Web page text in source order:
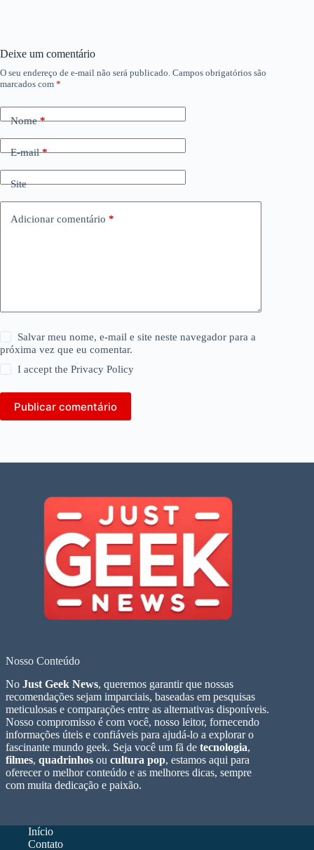
Deixe um comentário
O seu endereço de e-mail não será publicado. Campos obrigatórios são
marcados com *
Nome*
E-mail*
Site
Adicionar comentário *
Salvar meu nome, e-mail e site neste navegador para a
próxima vez que eu comentar.
I accept thePrivacy Policy
Publicar comentário
Nosso Conteúdo
No Just Geek News, queremos garantir que nossas
recomendações sejam imparciais, baseadas em pesquisas
meticulosas e comparações entre as alternativas disponíveis.
Nosso compromisso é com você, nosso leitor, fornecendo
informações úteis e confiáveis para ajudá-lo a explorar o
fascinante mundo geek. Seja você um fã de tecnologia,
filmes, quadrinhos ou cultura pop, estamos aqui para
oferecer o melhor conteúdo e as melhores dicas, sempre
com muita dedicação e paixão.
Início
Contato